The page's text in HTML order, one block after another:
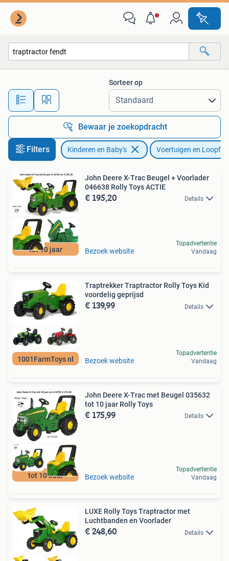
Alle afstanden…
Sorteer op
Bewaar je zoekopdracht
Filters Kinderen en Baby's Voertuigen en
tot 10 jaar
John Deere X-Trac Beugel + Voorlader
046638 Rolly Toys ACTIE
€ 195,20 Details
Bezoek website
Topadvertentie
Vandaag
1001FarmToys nl
Traptrekker Traptractor Rolly Toys Kid
voordelig geprijsd
€ 139,99 Details
Bezoek website
Topadvertentie
Vandaag
tot 10 Jaar
John Deere X-Trac met Beugel 035632
tot 10 jaar Rolly Toys
€ 175,99 Details
Bezoek website
Topadvertentie
Vandaag
LUXE Rolly Toys Traptractor met
Luchtbanden en Voorlader
€ 248,60 Details